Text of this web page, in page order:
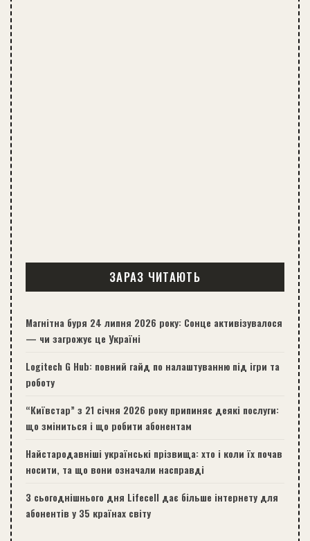
ЗАРАЗ ЧИТАЮТЬ
Магнітна буря 24 липня 2026 року: Сонце активізувалося
— чи загрожує це Україні
Logitech G Hub: повний гайд по налаштуванню під ігри та
роботу
“Київстар” з 21 січня 2026 року припиняє деякі послуги:
що зміниться і що робити абонентам
Найстародавніші українські прізвища: хто і коли їх почав
носити, та що вони означали насправді
З сьогоднішнього дня Lifecell дає більше інтернету для
абонентів у 35 країнах світу